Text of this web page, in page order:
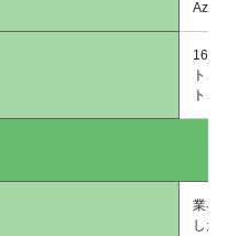
16種
ト、
ト、
業界
した